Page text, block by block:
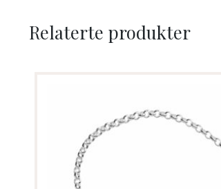
Relaterte produkter